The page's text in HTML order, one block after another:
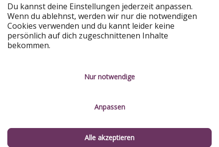
HolidayPirates Group
Lerne uns kennen
Über uns
Nachhaltigkeit
Rechtliches
Kontakt
Service-Kontrolle
Du kannst deine Einstellungen jederzeit anpassen.
Wenn du ablehnst, werden wir nur die notwendigen
Cookies verwenden und du kannt leider keine
persönlich auf dich zugeschnittenen Inhalte
bekommen.
Nur notwendige
Anpassen
Alle akzeptieren